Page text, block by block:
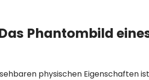
Phantombild
physischen Eigenschaften